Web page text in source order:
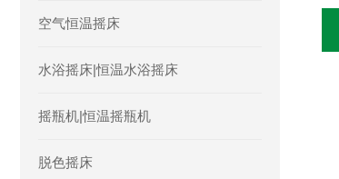
空气恒温摇床
水浴摇床|恒温水浴摇床
摇瓶机|恒温摇瓶机
脱色摇床